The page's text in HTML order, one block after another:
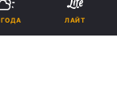
ЛАЙТ